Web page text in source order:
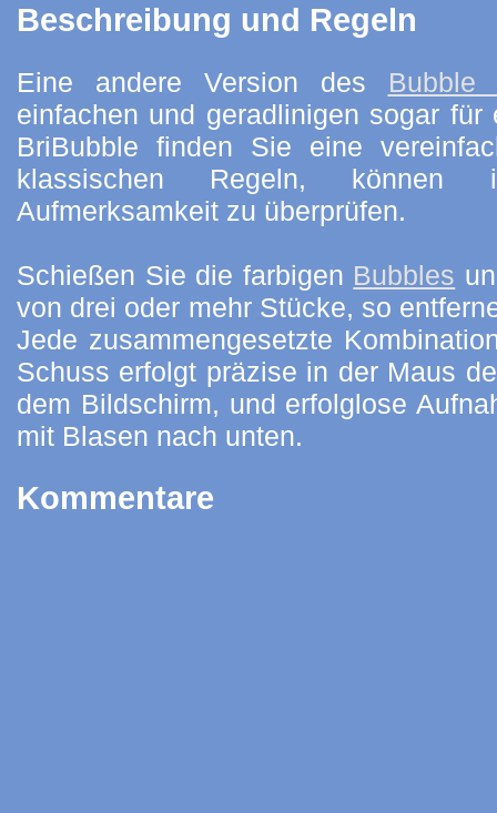
Beschreibung und Regeln
Eine andere Version des Bubble
einfachen und geradlinigen sogar für
BriBubble finden Sie eine
klassischen Regeln, können
Aufmerksamkeit zu überprüfen.
Schießen Sie die farbigen Bubbles
von drei oder mehr Stücke, so
Jede zusammengesetzte
Schuss erfolgt präzise in der Maus
dem Bildschirm, und erfolglose
mit Blasen nach unten.
Kommentare